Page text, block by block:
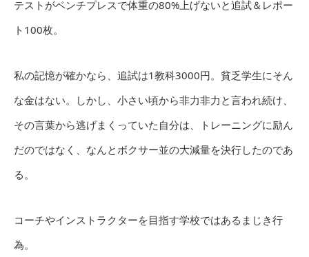
テストがベンチプレスで体重の80%上げないと追試＆レポー
ト100枚。
私の記憶が確かなら、追試は1教科3000円。貧乏学生にそん
な金はない。しかし、小さい頃から非力非力と言われ続け、
その言葉から逃げまくっていた自分は、トレーニングに励ん
だのではなく、なんとボクサー並の大減量を決行したのであ
る。
コーチやインストラクターを目指す学校ではあるまじき行
為。